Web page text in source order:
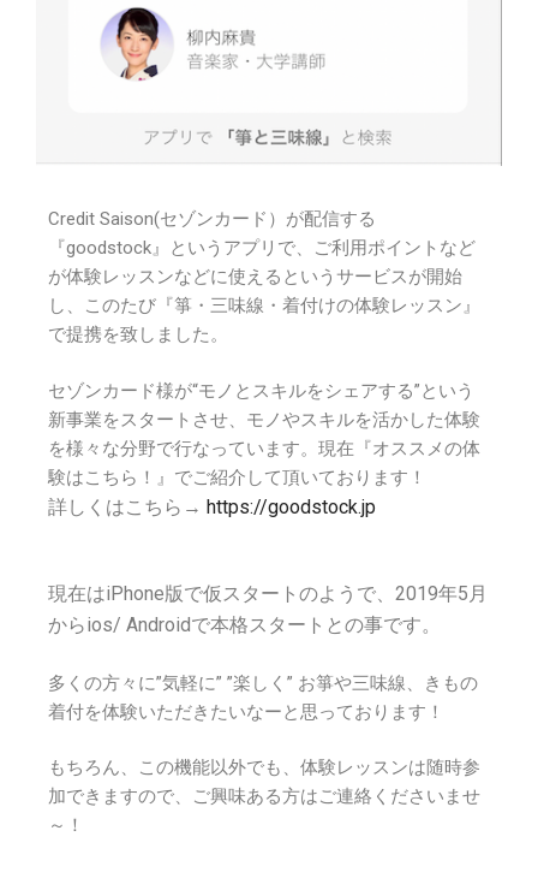
Credit Saison(セゾンカード）が配信する
『goodstock』というアプリで、ご利用ポイントなど
が体験レッスンなどに使えるというサービスが開始
し、このたび『箏・三味線・着付けの体験レッスン』
で提携を致しました。
セゾンカード様が“モノとスキルをシェアする”という
新事業をスタートさせ、モノやスキルを活かした体験
を様々な分野で行なっています。現在『オススメの体
験はこちら！』でご紹介して頂いております！
詳しくはこちら→ https://goodstock.jp
現在はiPhone版で仮スタートのようで、2019年5月
からios/ Androidで本格スタートとの事です。
多くの方々に”気軽に” ”楽しく” お箏や三味線、きもの
着付を体験いただきたいなーと思っております！
もちろん、この機能以外でも、体験レッスンは随時参
加できますので、ご興味ある方はご連絡くださいませ
～！